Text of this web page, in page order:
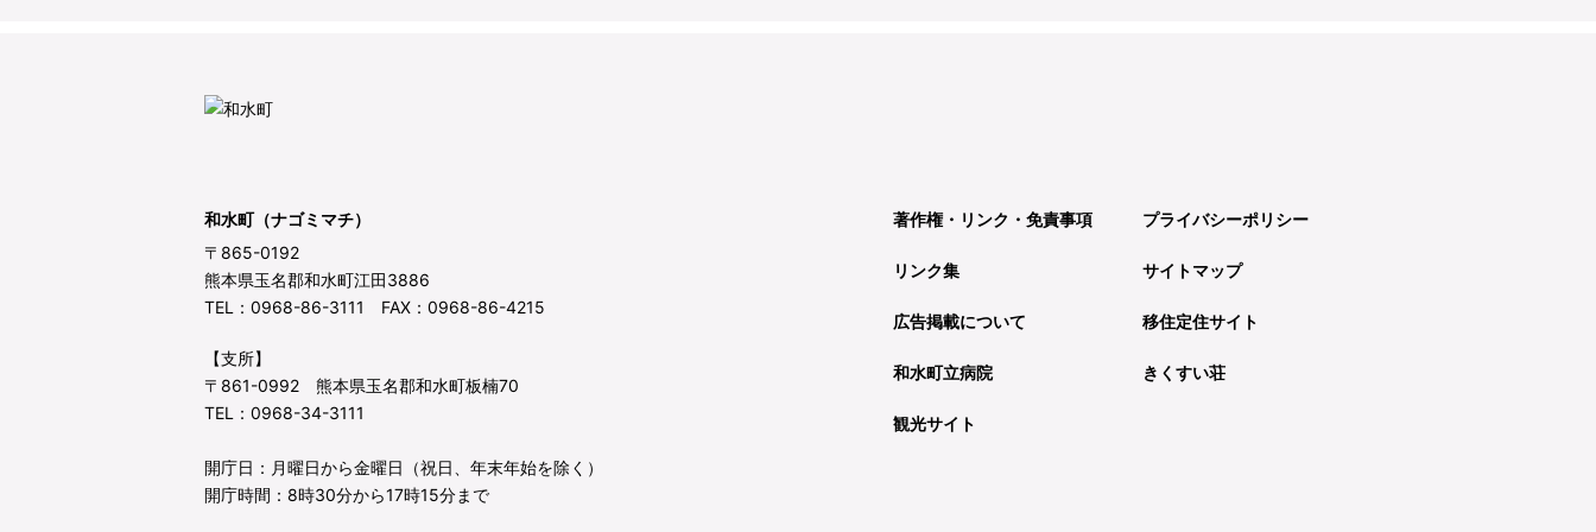
和水町（ナゴミマチ）
〒865-0192
熊本県玉名郡和水町江田3886
TEL：0968-86-3111 FAX：0968-86-4215
【支所】
〒861-0992 熊本県玉名郡和水町板楠70
TEL：0968-34-3111
開庁日：月曜日から金曜日（祝日、年末年始を除く）
開庁時間：8時30分から17時15分まで
著作権・リンク・免責事項 プライバシーポリシー
リンク集 サイトマップ
広告掲載について 移住定住サイト
和水町立病院 きくすい荘
観光サイト